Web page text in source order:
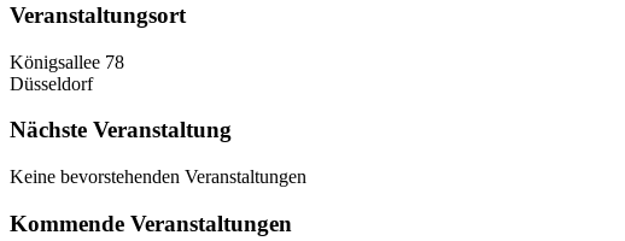
Veranstaltungsort
Königsallee 78
Düsseldorf
Nächste Veranstaltung
Keine bevorstehenden Veranstaltungen
Kommende Veranstaltungen